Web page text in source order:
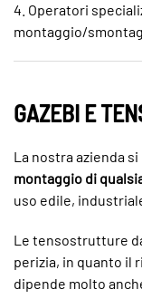
4. Operatori
montaggio/
GAZEBI E
La nostra azienda
montaggio di
uso edile,
Le tensostrutture
perizia, in quanto il
dipende molto